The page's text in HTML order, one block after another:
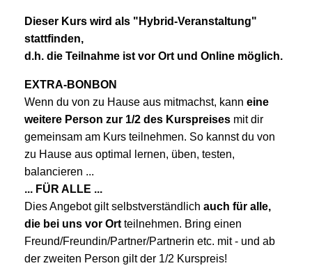
Dieser Kurs wird als "Hybrid-Veranstaltung"
stattfinden,
d.h. die Teilnahme ist vor Ort und Online möglich.
EXTRA-BONBON
Wenn du von zu Hause aus mitmachst, kann eine
weitere Person zur 1/2 des Kurspreises mit dir
gemeinsam am Kurs teilnehmen. So kannst du von
zu Hause aus optimal lernen, üben, testen,
balancieren ...
... FÜR ALLE ...
Dies Angebot gilt selbstverständlich auch für alle,
die bei uns vor Ort teilnehmen. Bring einen
Freund/Freundin/Partner/Partnerin etc. mit - und ab
der zweiten Person gilt der 1/2 Kurspreis!